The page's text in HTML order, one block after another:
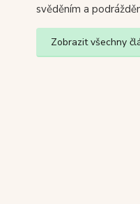
svěděním a
Zobrazit všechny